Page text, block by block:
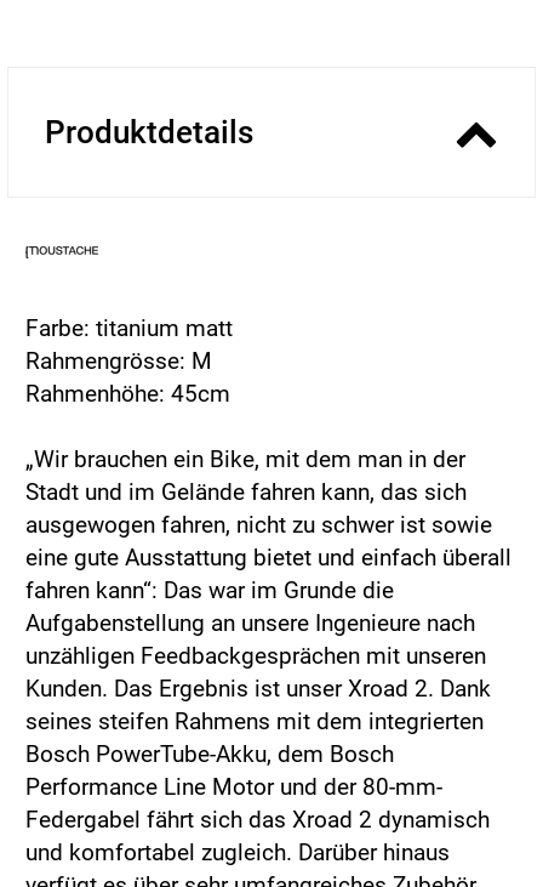
Produktdetails
Farbe: titanium matt
Rahmengrösse: M
Rahmenhöhe: 45cm
„Wir brauchen ein Bike, mit dem man in der
Stadt und im Gelände fahren kann, das sich
ausgewogen fahren, nicht zu schwer ist sowie
eine gute Ausstattung bietet und einfach überall
fahren kann“: Das war im Grunde die
Aufgabenstellung an unsere Ingenieure nach
unzähligen Feedbackgesprächen mit unseren
Kunden. Das Ergebnis ist unser Xroad 2. Dank
seines steifen Rahmens mit dem integrierten
Bosch PowerTube-Akku, dem Bosch
Performance Line Motor und der 80-mm-
Federgabel fährt sich das Xroad 2 dynamisch
und komfortabel zugleich. Darüber hinaus